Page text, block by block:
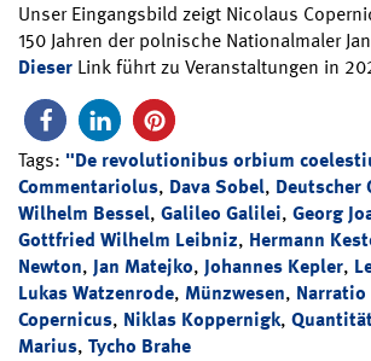
Unser Eingangsbild zeigt Nicolaus
150 Jahren der polnische Nationalmaler
Dieser Link führt zu Veranstaltungen in
Tags: "De revolutionibus orbium
Commentariolus, Dava Sobel, Deutscher
Wilhelm Bessel, Galileo Galilei, Georg
Gottfried Wilhelm Leibniz, Hermann
Newton, Jan Matejko, Johannes Kepler,
Lukas Watzenrode, Münzwesen,
Copernicus, Niklas Koppernigk,
Marius, Tycho Brahe